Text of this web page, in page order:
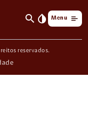
search invert_colors Menu
reservados.